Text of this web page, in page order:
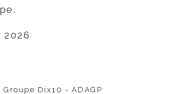
2026
Groupe Dix10 - ADAGP